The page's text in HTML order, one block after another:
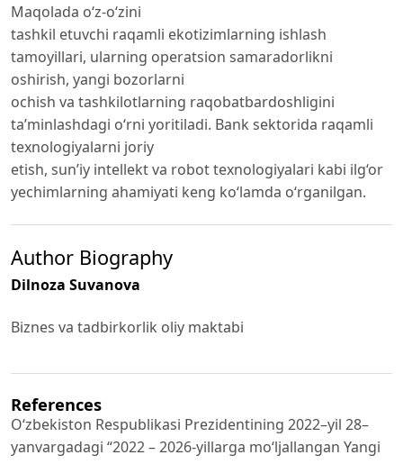
Maqolada o‘z-o‘zini
tashkil etuvchi raqamli ekotizimlarning ishlash
tamoyillari, ularning operatsion samaradorlikni
oshirish, yangi bozorlarni
ochish va tashkilotlarning raqobatbardoshligini
ta’minlashdagi o‘rni yoritiladi. Bank sektorida raqamli
texnologiyalarni joriy
etish, sun’iy intellekt va robot texnologiyalari kabi ilg‘or
yechimlarning ahamiyati keng ko‘lamda o‘rganilgan.
Author Biography
Dilnoza Suvanova
Biznes va tadbirkorlik oliy maktabi
References
O‘zbekiston Respublikasi Prezidentining 2022–yil 28–
yanvargadagi “2022 – 2026-yillarga mo‘ljallangan Yangi